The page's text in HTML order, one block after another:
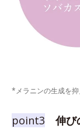
*メラニンの生成を
point3 伸び